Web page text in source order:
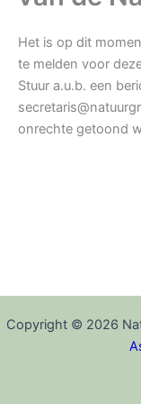
Het is op dit
te melden voor
Stuur a.u.b. een
onrechte getoond
Copyright © 2026